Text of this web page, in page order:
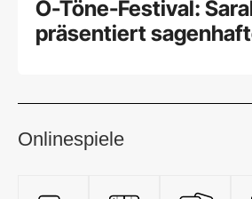
O-Töne-Festival:
präsentiert
Onlinespiele